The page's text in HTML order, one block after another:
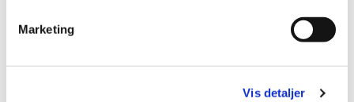
Marketing
Vis detaljer